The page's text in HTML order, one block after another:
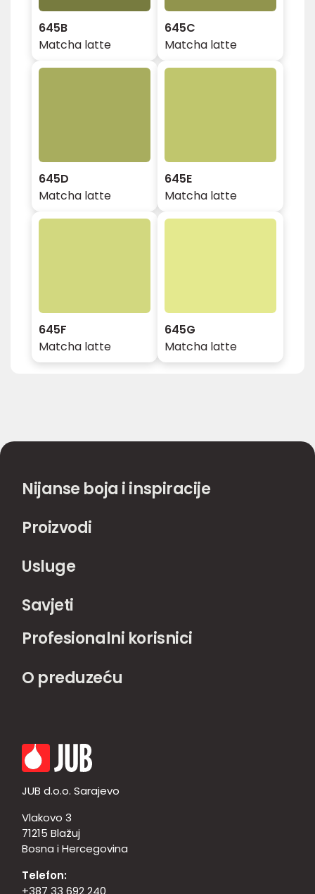
645B
Matcha latte
645C
Matcha latte
645D
Matcha latte
645E
Matcha latte
645F
Matcha latte
645G
Matcha latte
Nijanse boja i inspiracije
Proizvodi
Usluge
Savjeti
Profesionalni korisnici
O preduzeću
JUB d.o.o. Sarajevo
Vlakovo 3
71215 Blažuj
Bosna i Hercegovina
Telefon:
+387 33 692 240